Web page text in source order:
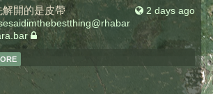
2 days ago
解開的是皮帶